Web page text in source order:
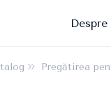
Pregătirea